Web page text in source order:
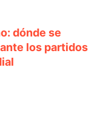
dónde se
los partidos